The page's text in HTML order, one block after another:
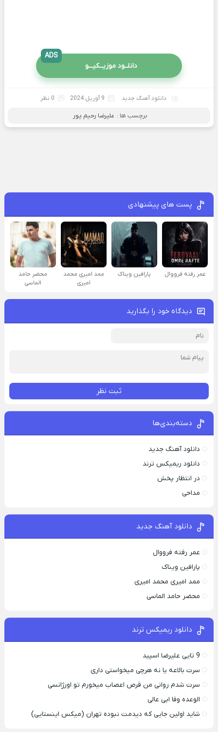
دانلــود موزیــکیـــو
ADS
دانلود آهنگ جدید 9 آوریل 2024 0 نظر
برچسب ها : علیرضا رحیم پور
پست های پیشنهادی
عمر رفته فرووال پارافين ویناک
ممد امیری محمد
امیری
محضر حامد
الماسی
دیدگاه خود را بگذارید
ثبت نظر
دسته‌بندی‌ها
دانلود آهنگ جدید
دانلود ریمیکس ترند
در انتظار پخش
مداحی
دانلود آهنگ جدید
عمر رفته فرووال
پارافين ویناک
ممد امیری محمد امیری
محضر حامد الماسی
دانلود ریمیکس ترند
9 تایی علیرضا اسپید
سرت بالاعه یا نه هرچی میخواستی داری
سرت شدم روانی من قرص اعصاب میخورم تو اورژانسی
الوعده وفا ابی عالی
شاید اولین جایی که دیدمت نبوده تهران (میکس اینستایی)